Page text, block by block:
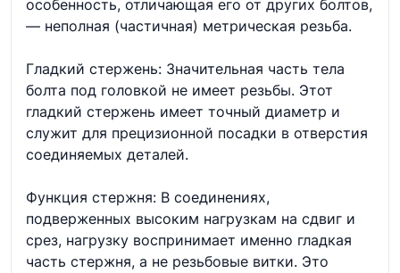
особенность, отличающая его от других болтов,
— неполная (частичная) метрическая резьба.
Гладкий стержень: Значительная часть тела
болта под головкой не имеет резьбы. Этот
гладкий стержень имеет точный диаметр и
служит для прецизионной посадки в отверстия
соединяемых деталей.
Функция стержня: В соединениях,
подверженных высоким нагрузкам на сдвиг и
срез, нагрузку воспринимает именно гладкая
часть стержня, а не резьбовые витки. Это